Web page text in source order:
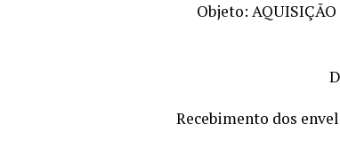
Objeto: AQUISIÇÃO
Recebimento dos